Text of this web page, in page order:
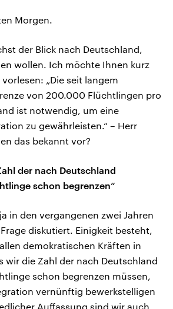
Morgen.
der Blick nach Deutschland,
wollen. Ich möchte Ihnen kurz
„Die seit langem
von 200.000 Flüchtlingen pro
ist notwendig, um eine
zu gewährleisten.“ – Herr
das bekannt vor?
der nach Deutschland
schon begrenzen“
in den vergangenen zwei Jahren
diskutiert. Einigkeit besteht,
demokratischen Kräften in
wir die Zahl der nach Deutschland
schon begrenzen müssen,
vernünftig bewerkstelligen
Auffassung sind wir auch